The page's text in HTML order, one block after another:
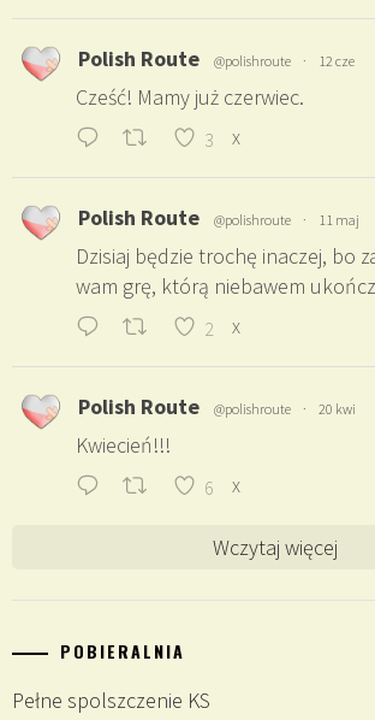
Polish Route @polishroute · 12 cze
Cześć! Mamy już czerwiec.
3 X
Polish Route @polishroute · 11 maj
Dzisiaj będzie trochę inaczej, bo
wam grę, którą niebawem
2 X
Polish Route @polishroute · 20 kwi
Kwiecień!!!
6 X
Wczytaj więcej
POBIERALNIA
Pełne spolszczenie KS